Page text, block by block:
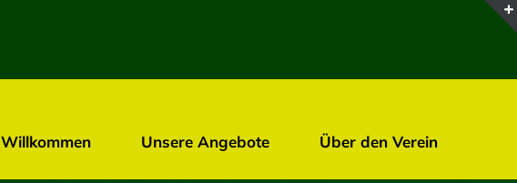
Willkommen Unsere Angebote Über den Verein